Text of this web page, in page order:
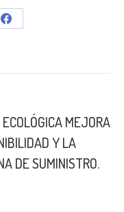
Share
MEJORA
Y LA
DE SUMINISTRO.